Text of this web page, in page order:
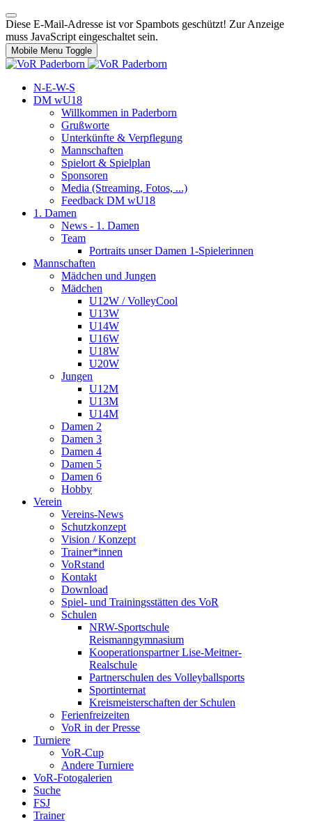
Diese E-Mail-Adresse ist vor Spambots geschützt! Zur Anzeige
muss JavaScript eingeschaltet sein.
Mobile Menu Toggle
N-E-W-S
DM wU18
Willkommen in Paderborn
Grußworte
Unterkünfte & Verpflegung
Mannschaften
Spielort & Spielplan
Sponsoren
Media (Streaming, Fotos, ...)
Feedback DM wU18
1. Damen
News - 1. Damen
Team
Portraits unser Damen 1-Spielerinnen
Mannschaften
Mädchen und Jungen
Mädchen
U12W / VolleyCool
U13W
U14W
U16W
U18W
U20W
Jungen
U12M
U13M
U14M
Damen 2
Damen 3
Damen 4
Damen 5
Damen 6
Hobby
Verein
Vereins-News
Schutzkonzept
Vision / Konzept
Trainer*innen
VoRstand
Kontakt
Download
Spiel- und Trainingsstätten des VoR
Schulen
NRW-Sportschule
Reismanngymnasium
Kooperationspartner Lise-Meitner-
Realschule
Partnerschulen des Volleyballsports
Sportinternat
Kreismeisterschaften der Schulen
Ferienfreizeiten
VoR in der Presse
Turniere
VoR-Cup
Andere Turniere
VoR-Fotogalerien
Suche
FSJ
Trainer